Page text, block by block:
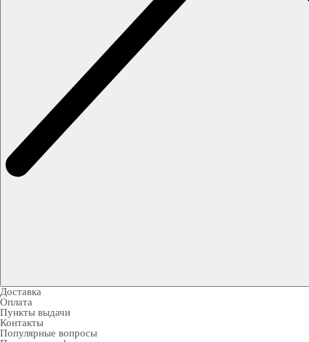
Доставка
Оплата
Пункты выдачи
Контакты
Популярные вопросы